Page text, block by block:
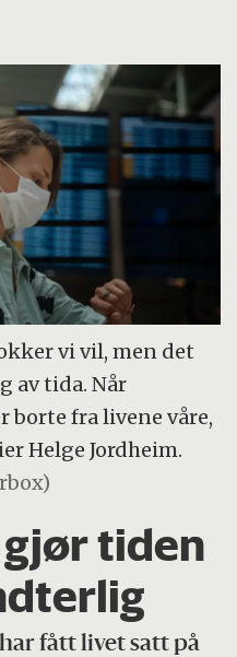
vi vil, men det
av tida. Når
borte fra livene våre,
Helge Jordheim.
tiden
fått livet satt på